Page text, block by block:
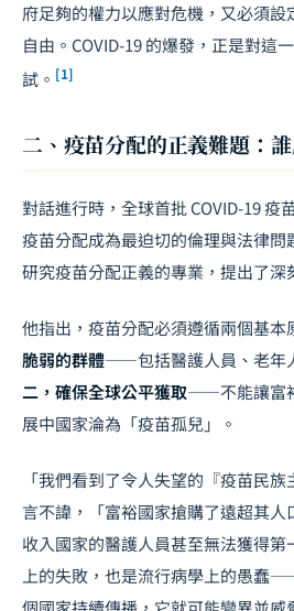
府足夠的權力以應對危機，又必須設
自由。COVID-19 的爆發，正是對這
試。 [1]
二、疫苗分配的正義難題：
對話進行時，全球首批 COVID-19 疫
疫苗分配成為最迫切的倫理與法律
研究疫苗分配正義的專業，提出了深
他指出，疫苗分配必須遵循兩個基本
脆弱的群體——包括醫護人員、老年
二，確保全球公平獲取——不能讓富
展中國家淪為「疫苗孤兒」。
「我們看到了令人失望的『疫苗民
言不諱，「富裕國家搶購了遠超其
收入國家的醫護人員甚至無法獲得
上的失敗，也是流行病學上的愚蠢